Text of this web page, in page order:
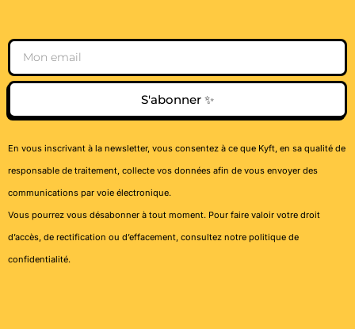
Email
S'abonner ✨
En vous inscrivant à la newsletter, vous consentez à ce que Kyft, en sa qualité de
responsable de traitement, collecte vos données afin de vous envoyer des
communications par voie électronique.
Vous pourrez vous désabonner à tout moment. Pour faire valoir votre droit
d’accès, de rectification ou d’effacement, consultez notre politique de
confidentialité.